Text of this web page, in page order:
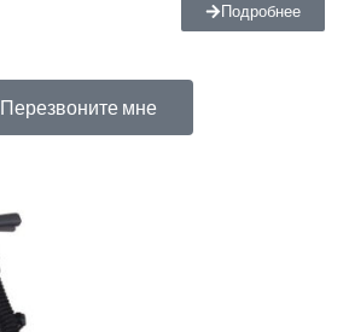
Подробнее
Перезвоните мне